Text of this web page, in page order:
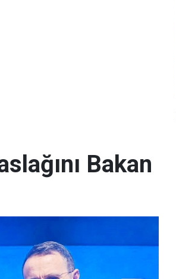
Bakan